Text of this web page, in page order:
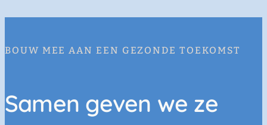
BOUW MEE AAN EEN GEZONDE TOEKOMST
Samen geven we ze